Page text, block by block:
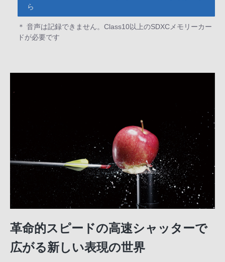
ら
＊ 音声は記録できません。Class10以上のSDXCメモリーカー
ドが必要です
革命的スピードの高速シャッターで
広がる新しい表現の世界